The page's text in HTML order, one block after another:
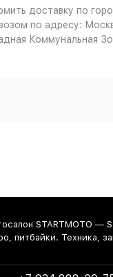
доставку по
по адресу:
Коммунальная
STARTMOTO —
питбайки. Техника,